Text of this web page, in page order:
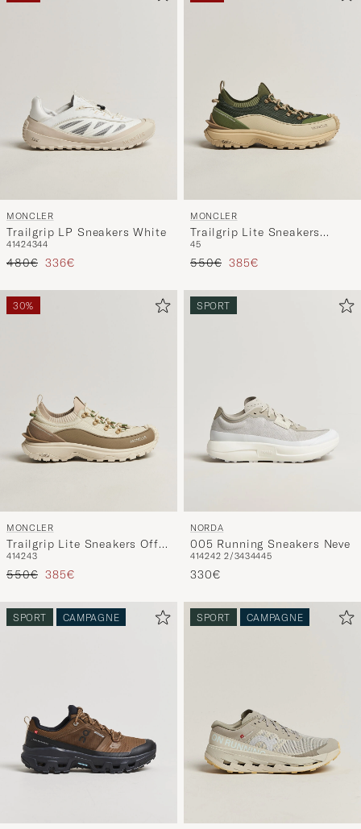
MONCLER
Trailgrip LP Sneakers White
41424344
Reguliere prijs
480€ Verlaagd prijs
336€
MONCLER
Trailgrip Lite Sneakers
Green
45
Reguliere prijs
550€ Verlaagd prijs
385€
30%
MONCLER
Trailgrip Lite Sneakers Off
White
414243
Reguliere prijs
550€ Verlaagd prijs
385€
SPORT
NORDA
005 Running Sneakers Neve
414242 2/3434445
330€
SPORT CAMPAGNE SPORT CAMPAGNE